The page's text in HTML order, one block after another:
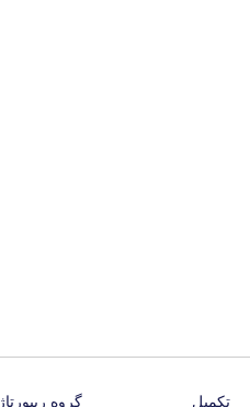
تکمیل
گروه ريپورتاژ